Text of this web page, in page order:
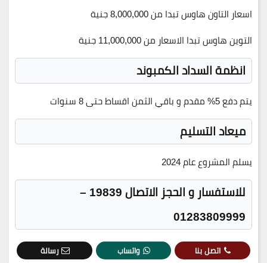
اسعار التاون هاوس تبدا من 8,000,000 جنية
التوين هاوس تبدا الاسعار من 11,000,000 جنية
انظمة السداد الكمبوند
يتم دفع 5% مقدم و باقي الثمن اقساط حتى 8 سنوات
ميعاد التسليم
يسلم المشروع عام 2024
للاستفسار و الحجز الاتصال 19839 –
01283809999
اتصل بنا واتساب رسالة